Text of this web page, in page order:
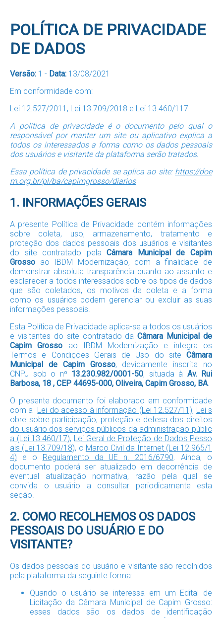
POLÍTICA DE PRIVACIDADE
DE DADOS
Versão: 1 - Data: 13/08/2021
Em conformidade com:
Lei 12.527/2011, Lei 13.709/2018 e Lei 13.460/117
A política de privacidade é o documento pelo qual o
responsável por manter um site ou aplicativo explica a
todos os interessados a forma como os dados pessoais
dos usuários e visitante da plataforma serão tratados.
Essa política de privacidade se aplica ao site: https://doe
m.org.br/pl/ba/capimgrosso/diarios
1. INFORMAÇÕES GERAIS
A presente Política de Privacidade contém informações
sobre coleta, uso, armazenamento, tratamento e
proteção dos dados pessoais dos usuários e visitantes
do site contratado pelaCâmara Municipal de Capim
Grosso ao IBDM Modernização, com a finalidade de
demonstrar absoluta transparência quanto ao assunto e
esclarecer a todos interessados sobre os tipos de dados
que são coletados, os motivos da coleta e a forma
como os usuários podem gerenciar ou excluir as suas
informações pessoais.
Esta Política de Privacidade aplica-se a todos os usuários
e visitantes do site contratado daCâmara Municipal de
Capim Grosso ao IBDM Modernização e integra os
Termos e Condições Gerais de Uso do site Câmara
Municipal de Capim Grosso, devidamente inscrita no
CNPJ sob o nº 13.230.982/0001-50, situada à Av. Rui
Barbosa, 18 , CEP 44695-000, Oliveira, Capim Grosso, BA
O presente documento foi elaborado em conformidade
com a Lei do acesso à informação (Lei 12.527/11), Lei s
obre sobre participação, proteção e defesa dos direitos
do usuário dos serviços públicos da administração públic
a (Lei 13.460/17), Lei Geral de Proteção de Dados Pesso
ais (Lei 13.709/18), o Marco Civil da Internet (Lei 12.965/1
4) e o Regulamento da UE n. 2016/6790 . Ainda, o
documento poderá ser atualizado em decorrência de
eventual atualização normativa, razão pela qual se
convida o usuário a consultar periodicamente esta
seção.
2. COMO RECOLHEMOS OS DADOS
PESSOAIS DO USUÁRIO E DO
VISITANTE?
Os dados pessoais do usuário e visitante são recolhidos
pela plataforma da seguinte forma:
Quando o usuário se interessa em um Edital de
Licitação da Câmara Municipal de Capim Grosso:
esses dados são os dados de identificação